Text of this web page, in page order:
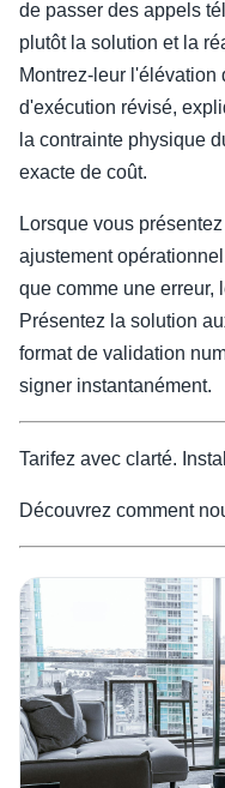
de passer des appels
plutôt la solution et la
Montrez-leur
d'exécution révisé,
la contrainte physique
exacte de coût.
Lorsque vous
ajustement
que comme une erreur,
Présentez la solution
format de validation
signer instantanément.
Tarifez avec clarté.
Découvrez comment